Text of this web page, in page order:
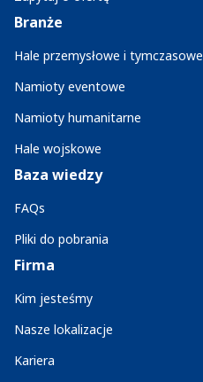
Branże
Hale przemysłowe i tymczasowe
Namioty eventowe
Namioty humanitarne
Hale wojskowe
Baza wiedzy
FAQs
Pliki do pobrania
Firma
Kim jesteśmy
Nasze lokalizacje
Kariera